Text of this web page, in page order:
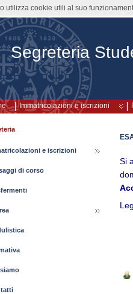
Segreteria
Immatricolazioni e iscrizioni
Si
e iscrizioni
di corso
utilizza cookie utili al suo